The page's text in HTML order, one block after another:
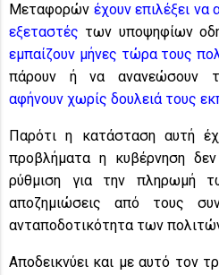
Μεταφορών έχουν επιλέξει
εξεταστές των υποψηφίων
εμπαίζουν μήνες τώρα τους
πάρουν ή να ανανεώσουν
αφήνουν χωρίς δουλειά τους
Παρότι η κατάσταση αυτή
προβλήματα η κυβέρνηση
ρύθμιση για την πληρωμή
αποζημιώσεις από τους
ανταποδοτικότητα των
Αποδεικνύει και με αυτό τον